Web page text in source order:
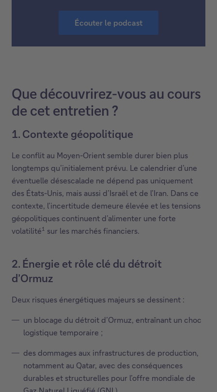
Écouter le podcast
Que découvrirez-vous au cours
de cet entretien ?
1. Contexte géopolitique
Le conflit au Moyen-Orient semble durer bien plus
longtemps qu’initialement prévu. Le calendrier d’une
éventuelle désescalade ne dépend pas uniquement
des États-Unis, mais aussi d’Israël et de l’Iran. Dans ce
contexte, l’incertitude demeure élevée et les tensions
géopolitiques continuent d’alimenter une forte
volatilité1 sur les marchés financiers.
2. Énergie et rôle clé du détroit
d’Ormuz
Deux risques énergétiques majeurs se dessinent :
un blocage du détroit d’Ormuz, entraînant un choc
logistique temporaire ;
des dommages aux infrastructures de production,
notamment au Qatar, avec des conséquences
durables et structurelles pour l’offre mondiale de